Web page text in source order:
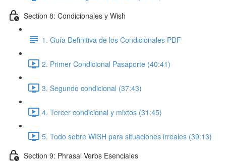
Section 8: Condicionales y Wish
1. Guía Definitiva de los Condicionales PDF
2. Primer Condicional Pasaporte (40:41)
3. Segundo condicional (37:43)
4. Tercer condicional y mixtos (31:45)
5. Todo sobre WISH para situaciones irreales (39:13)
Section 9: Phrasal Verbs Esenciales